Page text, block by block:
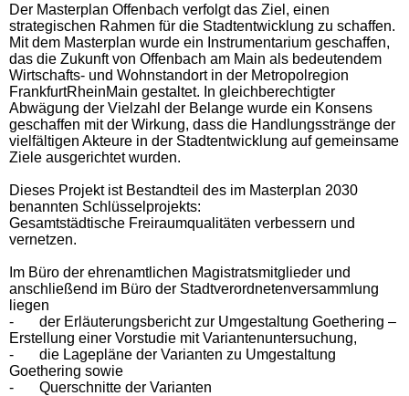
Der Masterplan Offenbach verfolgt das Ziel, einen
strategischen Rahmen für die Stadtentwicklung zu schaffen.
Mit dem Masterplan wurde ein Instrumentarium geschaffen,
das die Zukunft von Offenbach am Main als bedeutendem
Wirtschafts- und Wohnstandort in der Metropolregion
FrankfurtRheinMain gestaltet. In gleichberechtigter
Abwägung der Vielzahl der Belange wurde ein Konsens
geschaffen mit der Wirkung, dass die Handlungsstränge der
vielfältigen Akteure in der Stadtentwicklung auf gemeinsame
Ziele ausgerichtet wurden.
Dieses Projekt ist Bestandteil des im Masterplan 2030
benannten Schlüsselprojekts:
Gesamtstädtische Freiraumqualitäten verbessern und
vernetzen.
Im Büro der ehrenamtlichen Magistratsmitglieder und
anschließend im Büro der Stadtverordnetenversammlung
liegen
-
der Erläuterungsbericht zur Umgestaltung Goethering –
Erstellung einer Vorstudie mit Variantenuntersuchung,
-
die Lagepläne der Varianten zu Umgestaltung
Goethering sowie
-
Querschnitte der Varianten